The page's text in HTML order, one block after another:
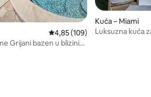
Prosječna ocjena: 4,85/5,
4,85 (109)
Grijani bazen u blizini
Kuća – Miami
Luksuzna kuća